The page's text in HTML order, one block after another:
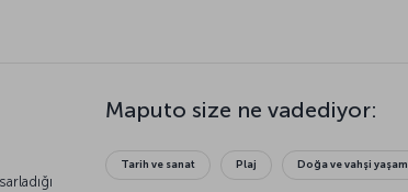
Maputo size ne vadediyor:
Tarih ve sanat Plaj Doğa ve vahşi yaşam